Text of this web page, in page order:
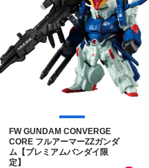
FW GUNDAM CONVERGE
CORE フルアーマーZZガンダ
ム【プレミアムバンダイ限
定】